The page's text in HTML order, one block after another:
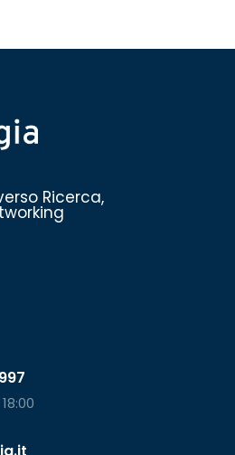
Ricerca,